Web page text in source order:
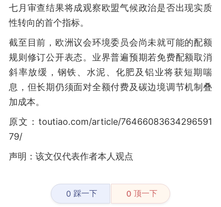
七月审查结果将成观察欧盟气候政治是否出现实质
性转向的首个指标。
截至目前，欧洲议会环境委员会尚未就可能的配额
规则修订公开表态。业界普遍预期若免费配额取消
斜率放缓，钢铁、水泥、化肥及铝业将获短期喘
息，但长期仍须面对全额付费及碳边境调节机制叠
加成本。
原文：toutiao.com/article/76466083634296591
79/
声明：该文仅代表作者本人观点
0 踩一下 0 顶一下